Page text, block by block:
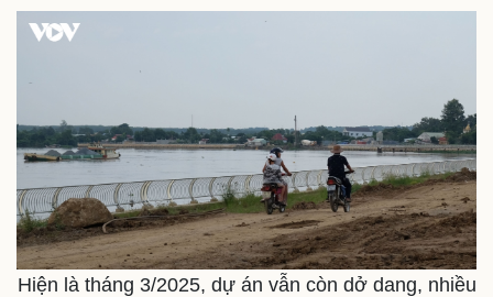
Hiện là tháng 3/2025, dự án vẫn còn dở dang, nhiều